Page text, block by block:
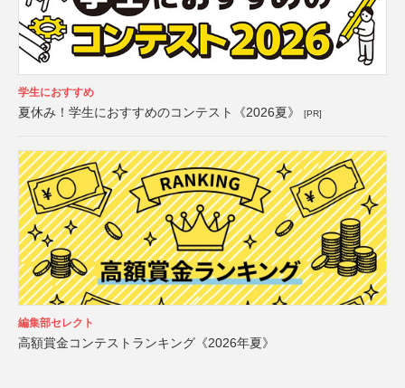
学生におすすめ
夏休み！学生におすすめのコンテスト《2026夏》 [PR]
編集部セレクト
高額賞金コンテストランキング《2026年夏》